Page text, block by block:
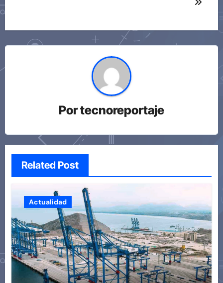
Portecnoreportaje
Related Post
Actualidad